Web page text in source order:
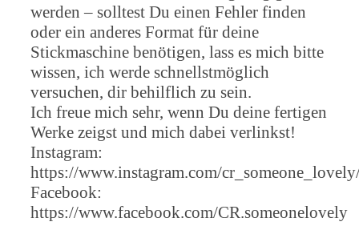
werden – solltest Du einen Fehler finden
oder ein anderes Format für deine
Stickmaschine benötigen, lass es mich bitte
wissen, ich werde schnellstmöglich
versuchen, dir behilflich zu sein.
Ich freue mich sehr, wenn Du deine fertigen
Werke zeigst und mich dabei verlinkst!
Instagram:
https://www.instagram.com/
Facebook:
https://www.facebook.com/CR.someonelovely